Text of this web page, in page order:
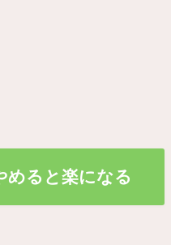
めると楽になる